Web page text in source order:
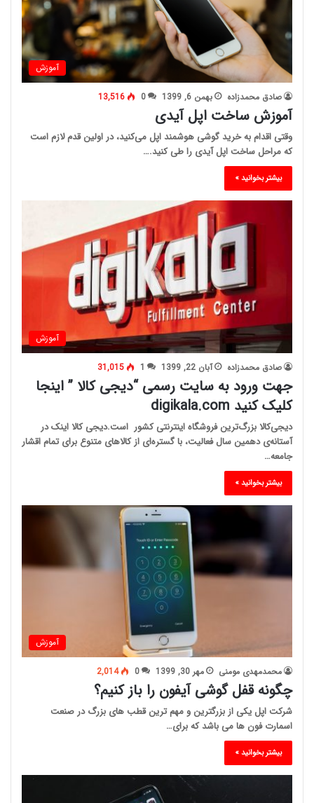
آموزش
صادق محمدزاده بهمن 6, 1399 0
13,516
آموزش ساخت اپل آیدی
وقتی اقدام به خرید گوشی هوشمند اپل می‌کنید، در اولین قدم لازم است
که مراحل ساخت اپل آیدی را طی کنید.…
بیشتر بخوانید »
آموزش
صادق محمدزاده آبان 22, 1399 1
31,015
جهت ورود به سایت رسمی “دیجی کالا ” اینجا
کلیک کنید digikala.com
دیجی‌کالا بزرگ‌ترین فروشگاه اینترنتی کشور است.دیجی کالا اینک در
آستانه‌ی دهمین سال فعالیت، با گستره‌ای از کالاهای متنوع برای تمام اقشار
جامعه…
بیشتر بخوانید »
آموزش
محمدمهدی مومنی مهر 30, 1399 0
2,014
چگونه قفل گوشی آیفون را باز کنیم؟
شرکت اپل یکی از بزرگترین و مهم ترین قطب های بزرگ در صنعت
اسمارت فون ها می باشد که برای…
بیشتر بخوانید »